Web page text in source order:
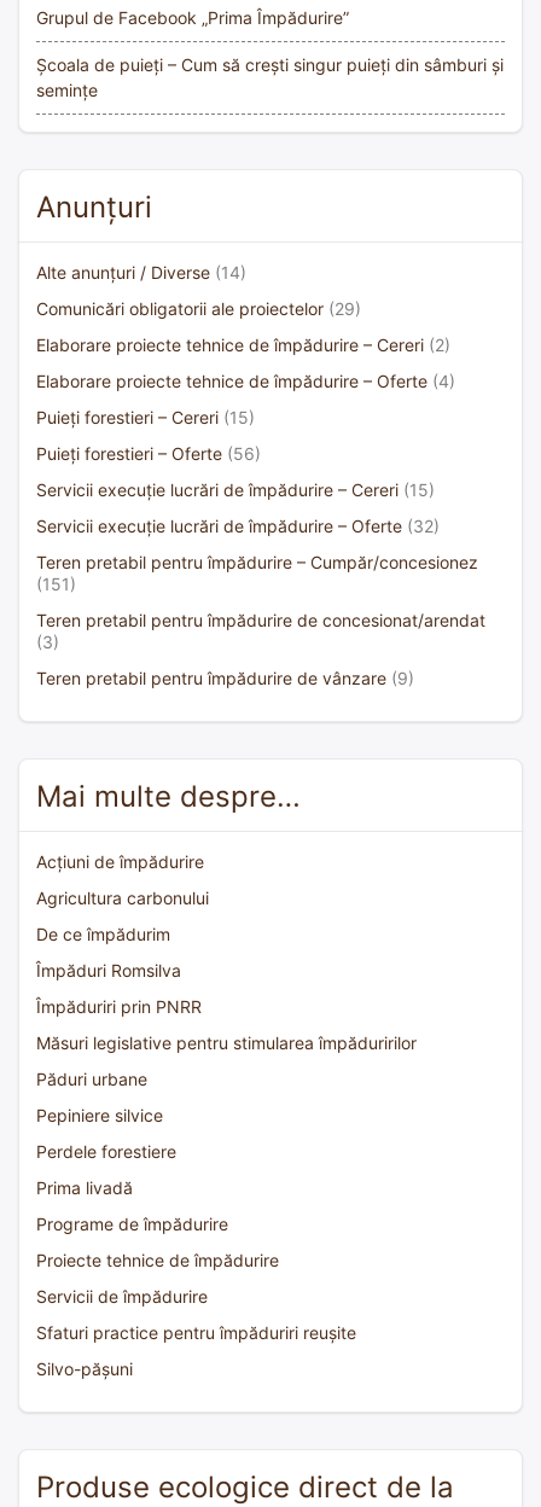
Grupul de Facebook „Prima Împădurire”
Școala de puieți – Cum să crești singur puieți din sâmburi și
semințe
Anunțuri
Alte anunțuri / Diverse (14)
Comunicări obligatorii ale proiectelor (29)
Elaborare proiecte tehnice de împădurire – Cereri (2)
Elaborare proiecte tehnice de împădurire – Oferte (4)
Puieți forestieri – Cereri (15)
Puieți forestieri – Oferte (56)
Servicii execuție lucrări de împădurire – Cereri (15)
Servicii execuție lucrări de împădurire – Oferte (32)
Teren pretabil pentru împădurire – Cumpăr/concesionez
(151)
Teren pretabil pentru împădurire de concesionat/arendat
(3)
Teren pretabil pentru împădurire de vânzare (9)
Mai multe despre…
Acțiuni de împădurire
Agricultura carbonului
De ce împădurim
Împăduri Romsilva
Împăduriri prin PNRR
Măsuri legislative pentru stimularea împăduririlor
Păduri urbane
Pepiniere silvice
Perdele forestiere
Prima livadă
Programe de împădurire
Proiecte tehnice de împădurire
Servicii de împădurire
Sfaturi practice pentru împăduriri reușite
Silvo-pășuni
Produse ecologice direct de la